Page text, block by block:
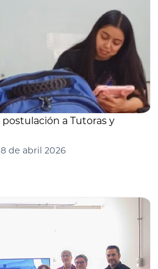
a Tutoras y
8 de abril 2026